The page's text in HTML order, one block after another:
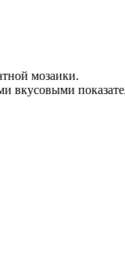
мозаики.
вкусовыми